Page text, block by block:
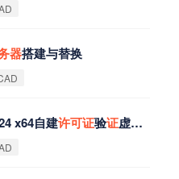
器搭建与替换‌
x64自建许可证验证虚拟